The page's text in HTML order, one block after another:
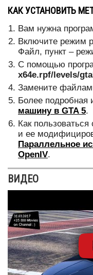
КАК УСТАНОВИТЬ
Вам нужна
Включите режим
Файл, пункт –
С помощью
x64e.rpf/levels/
Замените
Более подробная
машину в GTA 5.
Как
и ее
Параллельное
OpenIV.
ВИДЕО